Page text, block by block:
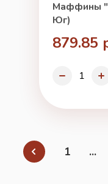
Маффины
Юг)
879.85
1 ...